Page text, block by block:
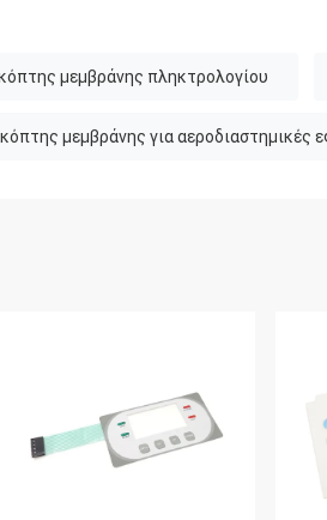
μεμβράνης πληκτρολογίου
μεμβράνης για αεροδιαστημικές